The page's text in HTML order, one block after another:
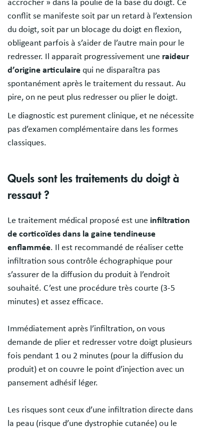
accrocher » dans la poulie de la base du doigt. Ce
conflit se manifeste soit par un retard à l’extension
du doigt, soit par un blocage du doigt en flexion,
obligeant parfois à s’aider de l’autre main pour le
redresser. Il apparait progressivement une raideur
d’origine articulaire qui ne disparaîtra pas
spontanément après le traitement du ressaut. Au
pire, on ne peut plus redresser ou plier le doigt.
Le diagnostic est purement clinique, et ne nécessite
pas d’examen complémentaire dans les formes
classiques.
Quels sont les traitements du doigt à
ressaut ?
Le traitement médical proposé est une infiltration
de corticoïdes dans la gaine tendineuse
enflammée. Il est recommandé de réaliser cette
infiltration sous contrôle échographique pour
s’assurer de la diffusion du produit à l’endroit
souhaité. C’est une procédure très courte (3-5
minutes) et assez efficace.
Immédiatement après l’infiltration, on vous
demande de plier et redresser votre doigt plusieurs
fois pendant 1 ou 2 minutes (pour la diffusion du
produit) et on couvre le point d’injection avec un
pansement adhésif léger.
Les risques sont ceux d’une infiltration directe dans
la peau (risque d’une dystrophie cutanée) ou le